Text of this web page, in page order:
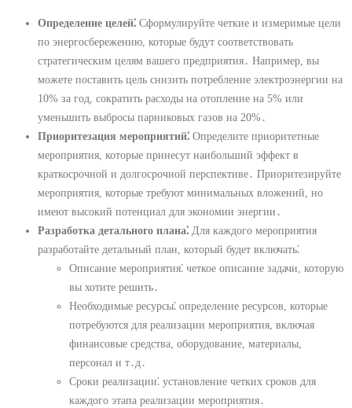
Определение целей⁚ Сформулируйте четкие и измеримые цели
по энергосбережению, которые будут соответствовать
стратегическим целям вашего предприятия․ Например, вы
можете поставить цель снизить потребление электроэнергии на
10% за год, сократить расходы на отопление на 5% или
уменьшить выбросы парниковых газов на 20%․
Приоритезация мероприятий⁚ Определите приоритетные
мероприятия, которые принесут наибольший эффект в
краткосрочной и долгосрочной перспективе․ Приоритезируйте
мероприятия, которые требуют минимальных вложений, но
имеют высокий потенциал для экономии энергии․
Разработка детального плана⁚ Для каждого мероприятия
разработайте детальный план, который будет включать⁚
Описание мероприятия⁚ четкое описание задачи, которую
вы хотите решить․
Необходимые ресурсы⁚ определение ресурсов, которые
потребуются для реализации мероприятия, включая
финансовые средства, оборудование, материалы,
персонал и т․д․
Сроки реализации⁚ установление четких сроков для
каждого этапа реализации мероприятия․